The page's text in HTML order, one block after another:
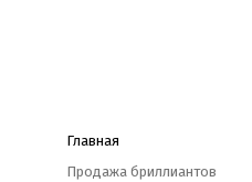
Главная
Продажа бриллиантов